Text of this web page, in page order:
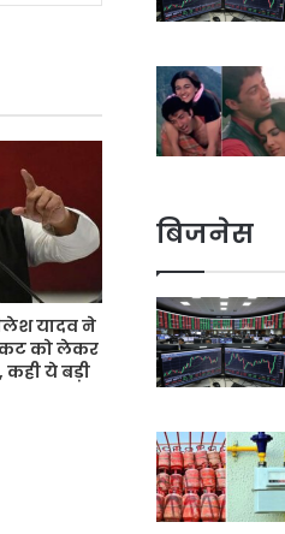
यादव ने
को लेकर
कही ये बड़ी
बिजनेस